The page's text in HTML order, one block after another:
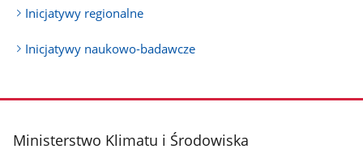
Inicjatywy regionalne
Inicjatywy naukowo-badawcze
stopka
Ministerstwo Klimatu i Środowiska